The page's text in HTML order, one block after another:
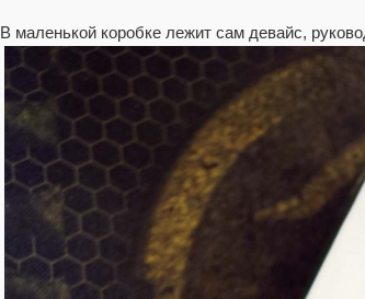
В маленькой коробке лежит сам девайс,